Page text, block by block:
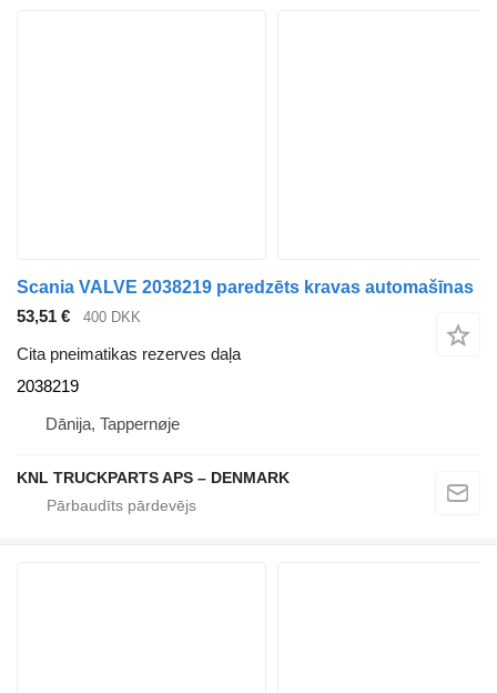
Scania VALVE 2038219 paredzēts kravas automašīnas
53,51 €
400 DKK
Cita pneimatikas rezerves daļa
2038219
Dānija, Tappernøje
KNL TRUCKPARTS APS – DENMARK